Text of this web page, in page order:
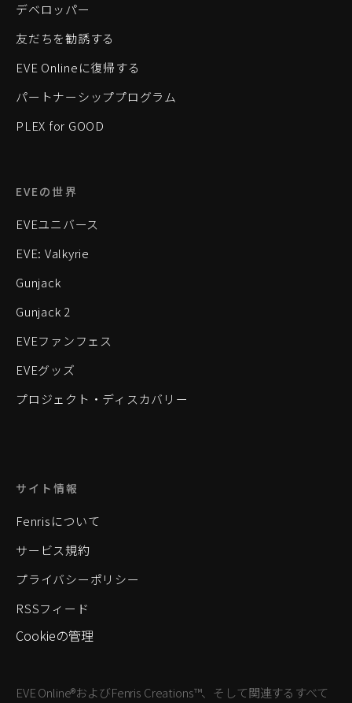
デベロッパー
友だちを勧誘する
EVE Onlineに復帰する
パートナーシッププログラム
PLEX for GOOD
EVEの世界
EVEユニバース
EVE: Valkyrie
Gunjack
Gunjack 2
EVEファンフェス
EVEグッズ
プロジェクト・ディスカバリー
サイト情報
Fenrisについて
サービス規約
プライバシーポリシー
RSSフィード
Cookieの管理
EVE Online®およびFenris Creations™、そして関連するすべて